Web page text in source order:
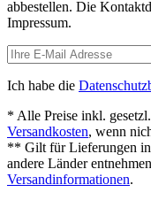
abbestellen. Die
Impressum.
Ich habe die
* Alle Preise inkl.
Versandkosten, wenn
** Gilt für Lieferungen
andere Länder
Versandinformationen.